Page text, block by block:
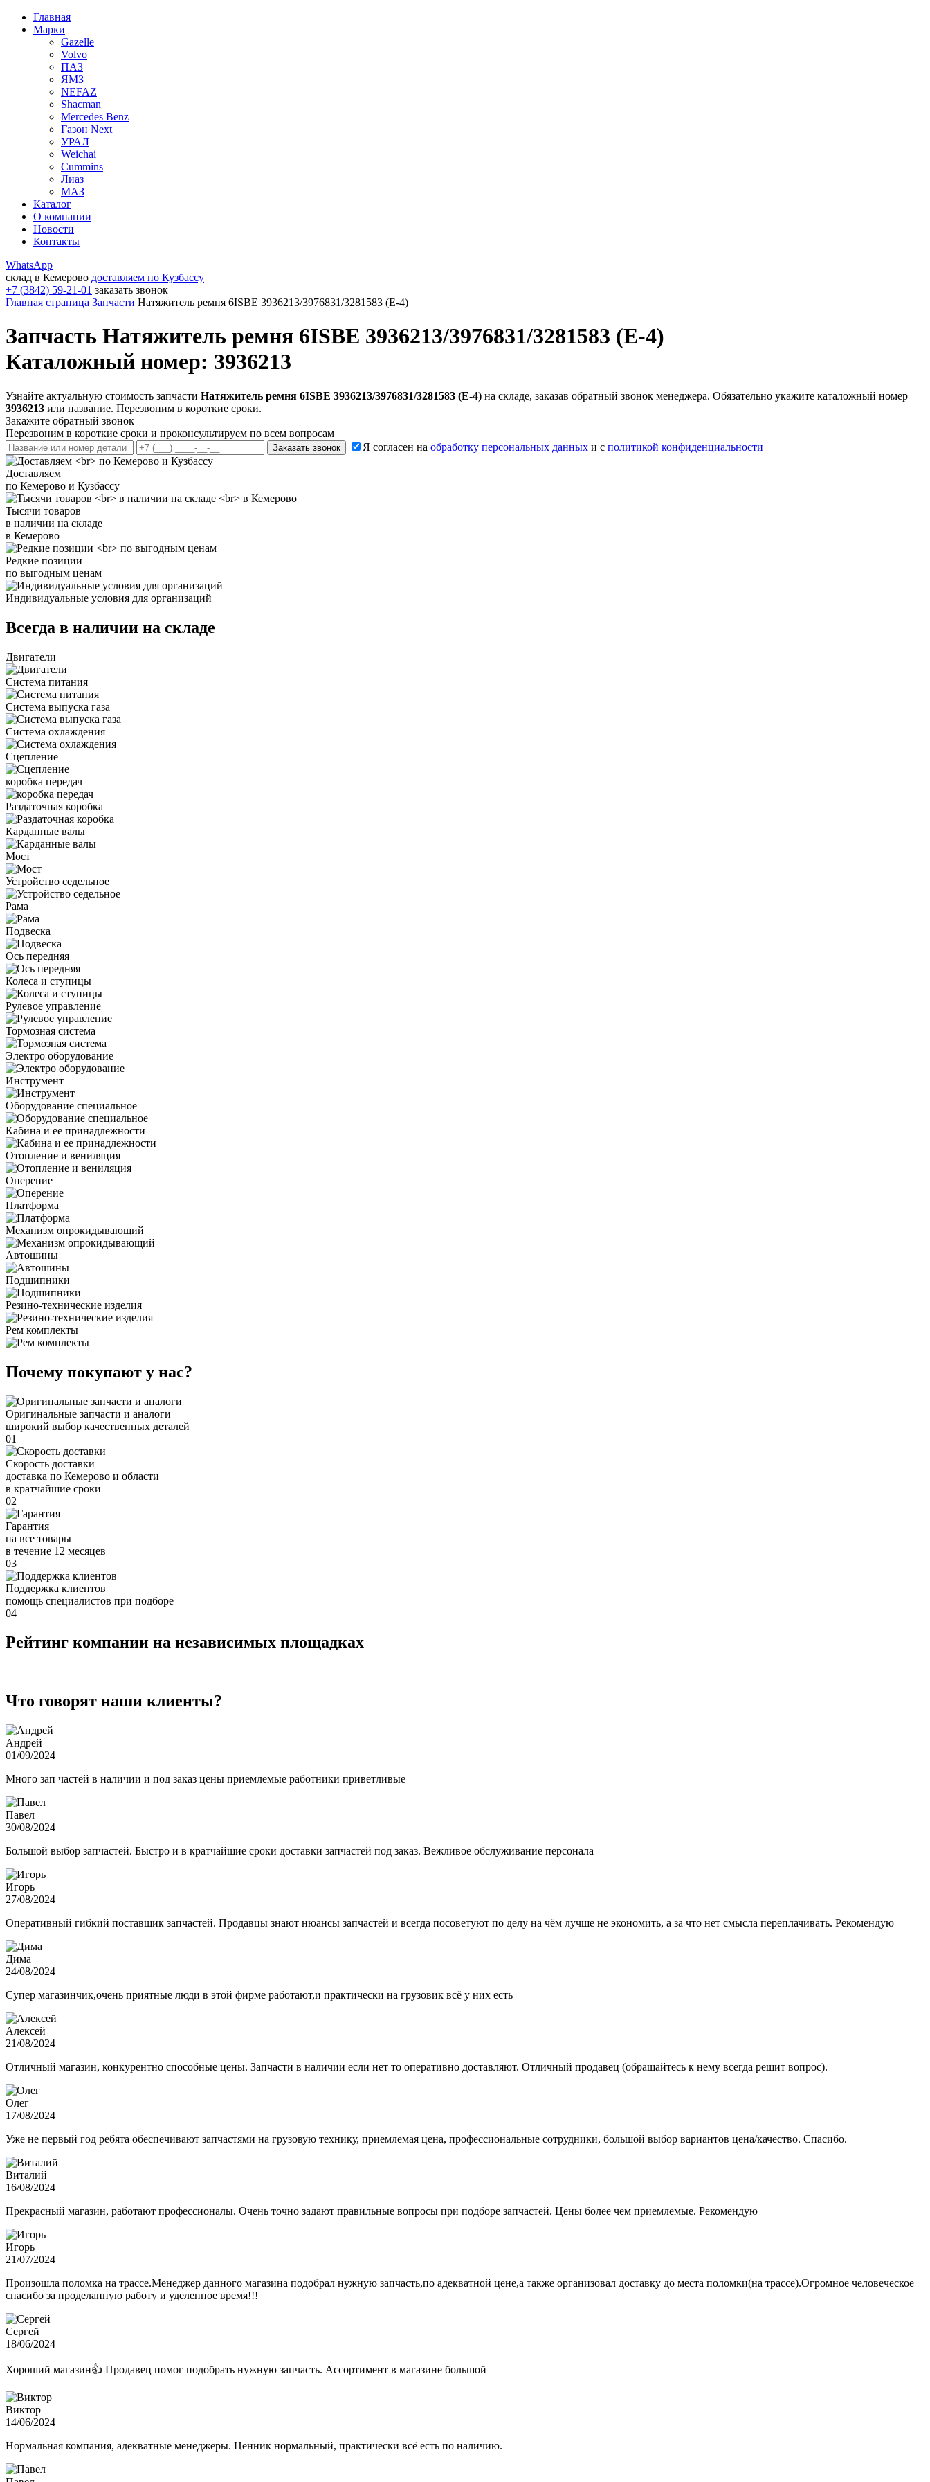
Главная
Марки
Gazelle
Volvo
ПАЗ
ЯМЗ
NEFAZ
Shacman
Mercedes Benz
Газон Next
УРАЛ
Weichai
Cummins
Лиаз
МАЗ
Каталог
О компании
Новости
Контакты
WhatsApp
склад в Кемерово доставляем по Кузбассу
+7 (3842) 59-21-01 заказать звонок
Главная страница Запчасти Натяжитель ремня 6ISBE 3936213/3976831/3281583 (E-4)
Запчасть Натяжитель ремня 6ISBE 3936213/3976831/3281583 (E-4)
Каталожный номер: 3936213
Узнайте актуальную стоимость запчасти Натяжитель ремня 6ISBE 3936213/3976831/3281583 (E-4) на складе, заказав обратный звонок менеджера. Обязательно укажите каталожный номер
3936213 или название. Перезвоним в короткие сроки.
Закажите обратный звонок
Перезвоним в короткие сроки и проконсультируем по всем вопросам
Заказать звонок Я согласен на обработку персональных данных и с политикой конфиденциальности
Доставляем
по Кемерово и Кузбассу
Тысячи товаров
в наличии на складе
в Кемерово
Редкие позиции
по выгодным ценам
Индивидуальные условия для организаций
Всегда в наличии на складе
Двигатели
Система питания
Система выпуска газа
Система охлаждения
Сцепление
коробка передач
Раздаточная коробка
Карданные валы
Мост
Устройство седельное
Рама
Подвеска
Ось передняя
Колеса и ступицы
Рулевое управление
Тормозная система
Электро оборудование
Инструмент
Оборудование специальное
Кабина и ее принадлежности
Отопление и вениляция
Оперение
Платформа
Механизм опрокидывающий
Автошины
Подшипники
Резино-технические изделия
Рем комплекты
Почему покупают у нас?
Оригинальные запчасти и аналоги
широкий выбор качественных деталей
01
Скорость доставки
доставка по Кемерово и области
в кратчайшие сроки
02
Гарантия
на все товары
в течение 12 месяцев
03
Поддержка клиентов
помощь специалистов при подборе
04
Рейтинг компании на независимых площадках
Что говорят наши клиенты?
Андрей
01/09/2024
Много зап частей в наличии и под заказ цены приемлемые работники приветливые
Павел
30/08/2024
Большой выбор запчастей. Быстро и в кратчайшие сроки доставки запчастей под заказ. Вежливое обслуживание персонала
Игорь
27/08/2024
Оперативный гибкий поставщик запчастей. Продавцы знают нюансы запчастей и всегда посоветуют по делу на чём лучше не экономить, а за что нет смысла переплачивать. Рекомендую
Дима
24/08/2024
Супер магазинчик,очень приятные люди в этой фирме работают,и практически на грузовик всё у них есть
Алексей
21/08/2024
Отличный магазин, конкурентно способные цены. Запчасти в наличии если нет то оперативно доставляют. Отличный продавец (обращайтесь к нему всегда решит вопрос).
Олег
17/08/2024
Уже не первый год ребята обеспечивают запчастями на грузовую технику, приемлемая цена, профессиональные сотрудники, большой выбор вариантов цена/качество. Спасибо.
Виталий
16/08/2024
Прекрасный магазин, работают профессионалы. Очень точно задают правильные вопросы при подборе запчастей. Цены более чем приемлемые. Рекомендую
Игорь
21/07/2024
Произошла поломка на трассе.Менеджер данного магазина подобрал нужную запчасть,по адекватной цене,а также организовал доставку до места поломки(на трассе).Огромное человеческое
спасибо за проделанную работу и уделенное время!!!
Сергей
18/06/2024
Хороший магазин👍 Продавец помог подобрать нужную запчасть. Ассортимент в магазине большой
Виктор
14/06/2024
Нормальная компания, адекватные менеджеры. Ценник нормальный, практически всё есть по наличию.